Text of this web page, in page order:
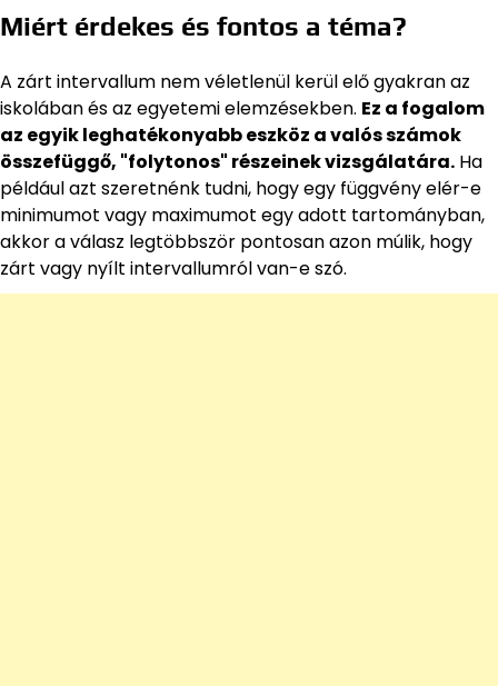
Miért érdekes és fontos a téma?
A zárt intervallum nem véletlenül kerül elő gyakran az
iskolában és az egyetemi elemzésekben. Ez a fogalom
az egyik leghatékonyabb eszköz a valós számok
összefüggő, "folytonos" részeinek vizsgálatára. Ha
például azt szeretnénk tudni, hogy egy függvény elér-e
minimumot vagy maximumot egy adott tartományban,
akkor a válasz legtöbbször pontosan azon múlik, hogy
zárt vagy nyílt intervallumról van-e szó.